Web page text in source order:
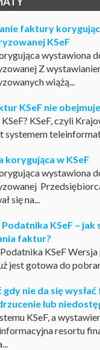
faktury
KSeF
wystawiona
Z
wiążą...
KSeF nie
KSeF, czyli
systemem
korygująca w KSeF
wystawiona
się na...
KSeF – jak
faktur?
KSeF
jest gotowa do
gdy nie da się
lub
KSeF, a
resortu